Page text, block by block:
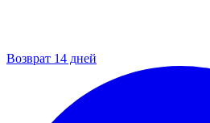
Возврат 14 дней